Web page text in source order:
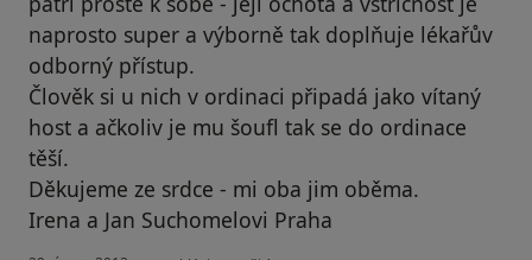
naprosto super a výborně tak doplňuje lékařův
odborný přístup.
Člověk si u nich v ordinaci připadá jako vítaný
host a ačkoliv je mu šoufl tak se do ordinace
těší.
Děkujeme ze srdce - mi oba jim oběma.
Irena a Jan Suchomelovi Praha